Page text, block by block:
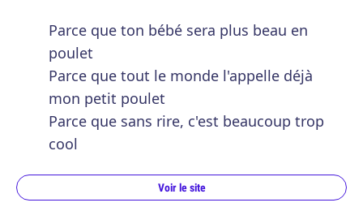
Parce que ton bébé sera plus beau en
poulet
Parce que tout le monde l'appelle déjà
mon petit poulet
Parce que sans rire, c'est beaucoup trop
cool
Voir le site